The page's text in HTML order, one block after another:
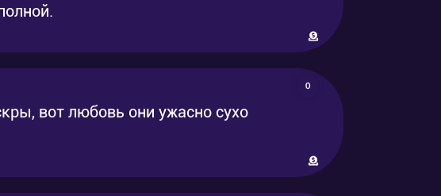
0
вот любовь они ужасно сухо